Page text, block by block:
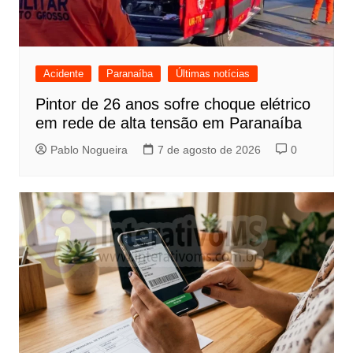
Acidente Paranaíba Últimas notícias
Pintor de 26 anos sofre choque elétrico
em rede de alta tensão em Paranaíba
Pablo Nogueira 7 de agosto de 2026 0